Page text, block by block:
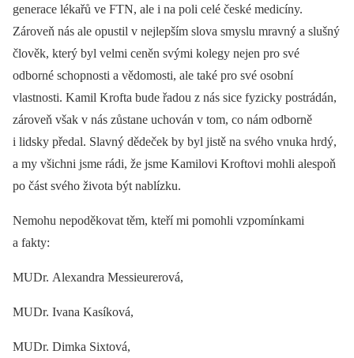
generace lékařů ve FTN, ale i na poli celé české medicíny.
Zároveň nás ale opustil v nejlepším slova smyslu mravný a slušný
člověk, který byl velmi ceněn svými kolegy nejen pro své
odborné schopnosti a vědomosti, ale také pro své osobní
vlastnosti. Kamil Krofta bude řadou z nás sice fyzicky postrádán,
zároveň však v nás zůstane uchován v tom, co nám odborně
i lidsky předal. Slavný dědeček by byl jistě na svého vnuka hrdý,
a my všichni jsme rádi, že jsme Kamilovi Kroftovi mohli alespoň
po část svého života být nablízku.
Nemohu nepoděkovat těm, kteří mi pomohli vzpomínkami
a fakty:
MUDr. Alexandra Messieurerová,
MUDr. Ivana Kasíková,
MUDr. Dimka Sixtová,